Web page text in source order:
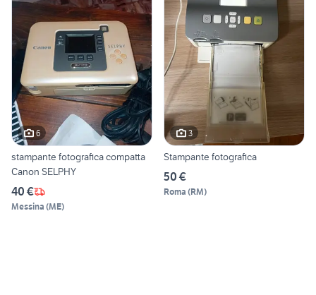
6
stampante fotografica compatta
Canon SELPHY
40 €
Messina (ME)
3
Stampante fotografica
50 €
Roma (RM)